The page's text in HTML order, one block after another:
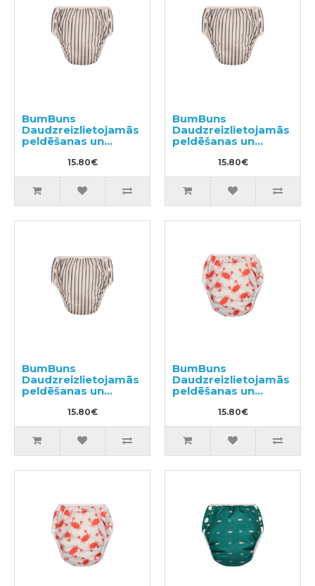
BumBuns
Daudzreizlietojamās
peldēšanas un
podiņmācību
autiņbiksīte S 8–11kg
15.80€
BumBuns
Daudzreizlietojamās
peldēšanas un
podiņmācību
autiņbiksīte M 11–15
kg
15.80€
BumBuns
Daudzreizlietojamās
peldēšanas un
podiņmācību
autiņbiksīte L 14–
20kg
15.80€
BumBuns
Daudzreizlietojamās
peldēšanas un
podiņmācību
autiņbiksīte M 11–15
kg
15.80€